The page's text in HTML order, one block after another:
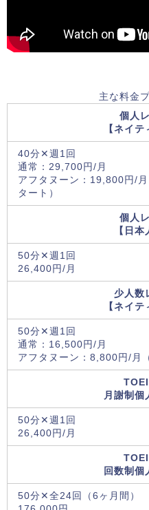
主な料金
個人
【ネイテ
40分✕週1回
通常：29,700円/月
アフタヌーン：19,800円/
タート）
個人
【日本
50分✕週1回
26,400円/月
少人数
【ネイテ
50分✕週1回
通常：16,500円/月
アフタヌーン：8,800円/月
月謝制個
50分✕週1回
26,400円/月
回数制個
50分✕全24回（6ヶ月間）